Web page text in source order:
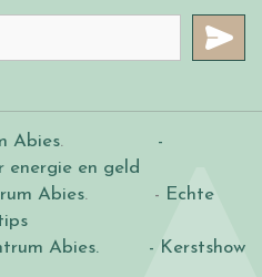
Abies.
-
energie en geld
Abies. - Echte
Abies.
- Kerstshow